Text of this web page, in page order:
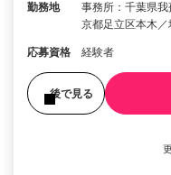
勤務地
事務所：千葉県
京都足立区本木
応募資格 経験者
後で見る